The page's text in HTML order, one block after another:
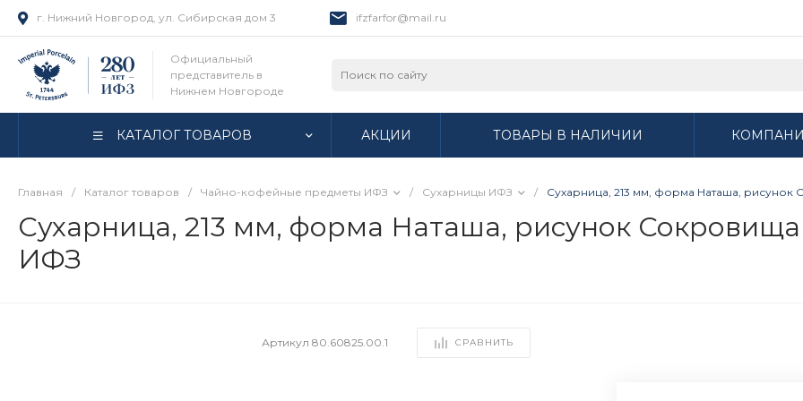
г. Нижний Новгород, ул. Сибирская дом 3 ifzfarfor@mail.ru
Официальный
представитель в
Нижнем Новгороде
КАТАЛОГ ТОВАРОВ АКЦИИ ТОВАРЫ В НАЛИЧИИ
Главная / Каталог товаров / Чайно-кофейные предметы ИФЗ / Сухарницы ИФЗ / Сухарница, 213 мм, форма Наташа,
Сухарница, 213 мм, форма Наташа, рисунок Сокровища
ИФЗ
Артикул80.60825.00.1 СРАВНИТЬ